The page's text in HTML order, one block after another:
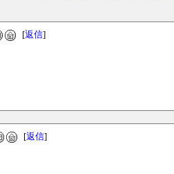
[返信]
[返信]